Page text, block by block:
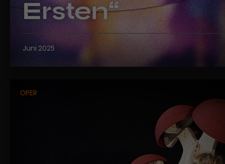
Ersten“
Juni 2025
OPER